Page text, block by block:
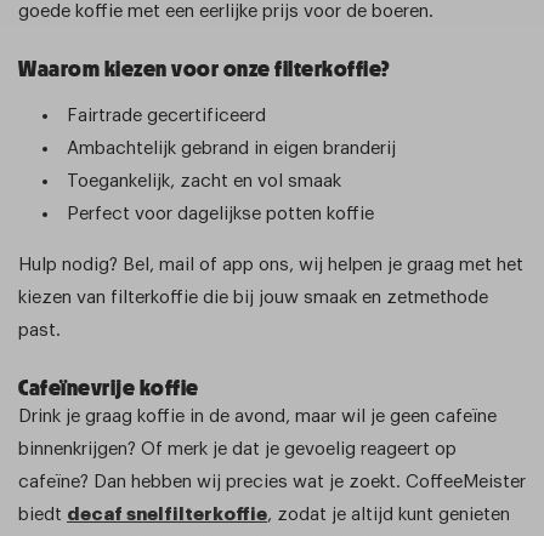
goede koffie met een eerlijke prijs voor de boeren.
Waarom kiezen voor onze filterkoffie?
Fairtrade gecertificeerd
Ambachtelijk gebrand in eigen branderij
Toegankelijk, zacht en vol smaak
Perfect voor dagelijkse potten koffie
Hulp nodig? Bel, mail of app ons, wij helpen je graag met het
kiezen van filterkoffie die bij jouw smaak en zetmethode
past.
Cafeïnevrije koffie
Drink je graag koffie in de avond, maar wil je geen cafeïne
binnenkrijgen? Of merk je dat je gevoelig reageert op
cafeïne? Dan hebben wij precies wat je zoekt. CoffeeMeister
biedt decaf snelfilterkoffie, zodat je altijd kunt genieten